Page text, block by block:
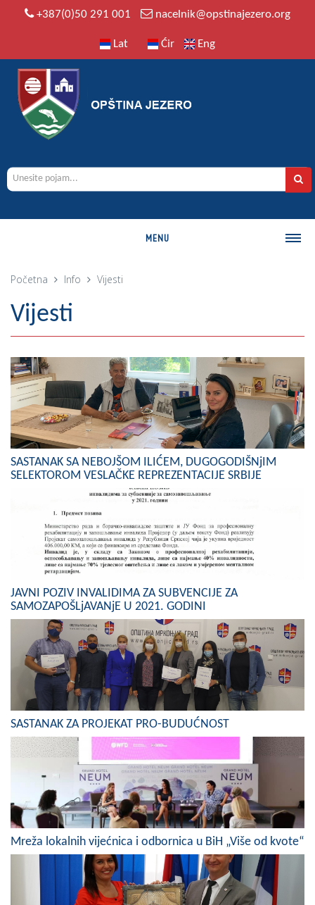
+387(0)50 291 001 nacelnik@opstinajezero.org
Lat Ćir Eng
MENU
Istorija
Geografija
Naseljena mjesta
Zanimljivosti
Fotogalerija
NAČELNIK
O Načelniku
Zamjenik načelnika
Izvještaj o radu načelnika
SKUPŠTINA
Statut Opštine
Skupštinsko vijeće opštine jezero
Sastav Skupštine
Službeni Glasnici
OPŠTINSKA UPRAVA
INFO
Vijesti
Aktivnosti
Javni pozivi
Obavještenja
Početna Info Vijesti
Vijesti
SASTANAK SA NEBOJŠOM ILIĆEM, DUGOGODIŠNjIM
SELEKTOROM VESLAČKE REPREZENTACIJE SRBIJE
JAVNI POZIV INVALIDIMA ZA SUBVENCIJE ZA
SAMOZAPOŠLjAVANjE U 2021. GODINI
SASTANAK ZA PROJEKAT PRO-BUDUĆNOST
Mreža lokalnih vijećnica i odbornica u BiH „Više od kvote“